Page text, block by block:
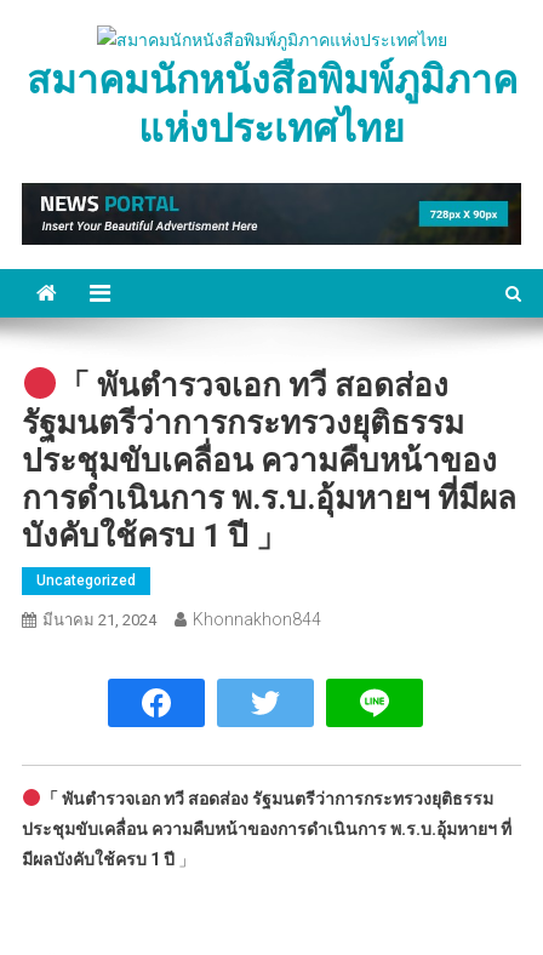
contentสมาคมนักหนังสือพิมพ์ภูมิภาค
แห่งประเทศไทย
「 พันตำรวจเอก ทวี สอดส่อง
รัฐมนตรีว่าการกระทรวงยุติธรรม
ประชุมขับเคลื่อน ความคืบหน้าของ
การดำเนินการ พ.ร.บ.อุ้มหายฯ ที่มีผล
บังคับใช้ครบ 1 ปี 」
Uncategorized
มีนาคม 21, 2024 Khonnakhon844
「 พันตำรวจเอก ทวี สอดส่อง รัฐมนตรีว่าการกระทรวงยุติธรรม
ประชุมขับเคลื่อน ความคืบหน้าของการดำเนินการ พ.ร.บ.อุ้มหายฯ ที่
มีผลบังคับใช้ครบ 1 ปี」